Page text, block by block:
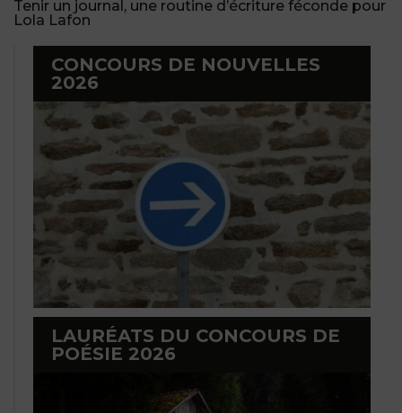
Tenir un journal, une routine d’écriture féconde pour
Lola Lafon
CONCOURS DE NOUVELLES
2026
LAURÉATS DU CONCOURS DE
POÉSIE 2026